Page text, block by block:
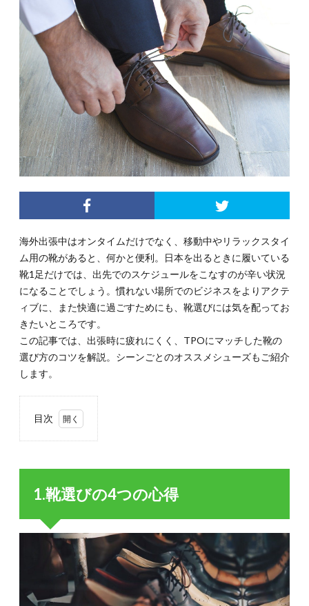
海外出張中はオンタイムだけでなく、移動中やリラックスタイ
ム用の靴があると、何かと便利。日本を出るときに履いている
靴1足だけでは、出先でのスケジュールをこなすのが辛い状況
になることでしょう。慣れない場所でのビジネスをよりアクテ
ィブに、また快適に過ごすためにも、靴選びには気を配ってお
きたいところです。
この記事では、出張時に疲れにくく、TPOにマッチした靴の
選び方のコツを解説。シーンごとのオススメシューズもご紹介
します。
目次
1.
選び
つの
心得
1-1.現
地の環
境に合
ってい
るか？
1.靴選びの4つの心得